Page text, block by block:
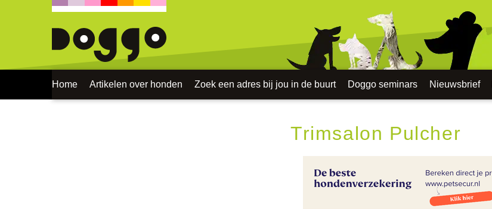
Home Artikelen over honden Zoek een adres bij jou in de buurt Doggo seminars Nieuwsbrief
Trimsalon Pulcher